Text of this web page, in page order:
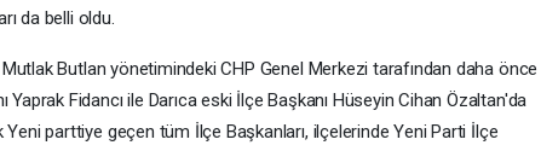
da belli oldu.
Butlan yönetimindeki CHP Genel Merkezi tarafından daha önce
Fidancı ile Darıca eski İlçe Başkanı Hüseyin Cihan Özaltan'da
parttiye geçen tüm İlçe Başkanları, ilçelerinde Yeni Parti İlçe